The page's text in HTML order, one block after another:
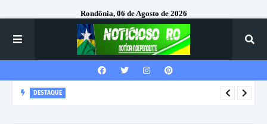
Rondônia, 06 de Agosto de 2026
DESTAQUE